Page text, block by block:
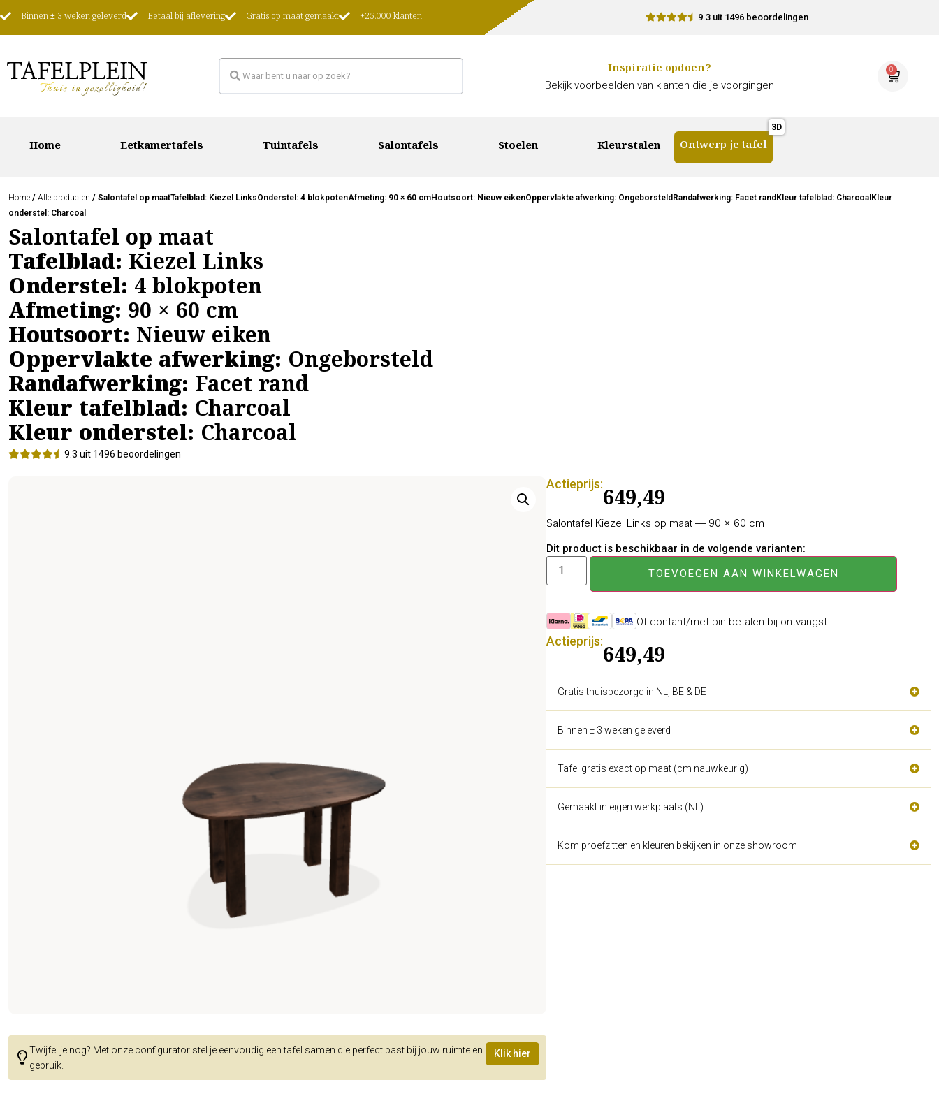
Binnen ± 3 weken geleverd Betaal bij aflevering Gratis op maat gemaakt +25.000 klanten 9.3 uit 1496 beoordelingen
Inspiratie opdoen?
Bekijk voorbeelden van klanten die je voorgingen
0
Home Eetkamertafels Tuintafels Salontafels Stoelen Kleurstalen Ontwerp je tafel
Home / Alle producten / Salontafel op maatTafelblad: Kiezel LinksOnderstel: 4 blokpotenAfmeting: 90 × 60 cmHoutsoort: Nieuw eikenOppervlakte afwerking: OngeborsteldRandafwerking: Facet randKleur tafelblad: CharcoalKleur
onderstel: Charcoal
Salontafel op maat
Tafelblad: Kiezel Links
Onderstel: 4 blokpoten
Afmeting: 90 × 60 cm
Houtsoort: Nieuw eiken
Oppervlakte afwerking: Ongeborsteld
Randafwerking: Facet rand
Kleur tafelblad: Charcoal
Kleur onderstel: Charcoal
9.3 uit 1496 beoordelingen
Twijfel je nog? Met onze configurator stel je eenvoudig een tafel samen die perfect past bij jouw ruimte en
gebruik.
Klik hier
Actieprijs:
649,49
Salontafel Kiezel Links op maat — 90 × 60 cm
Dit product is beschikbaar in de volgende varianten:
TOEVOEGEN AAN WINKELWAGEN
Of contant/met pin betalen bij ontvangst
Actieprijs:
649,49
Gratis thuisbezorgd in NL, BE & DE
Binnen ± 3 weken geleverd
Tafel gratis exact op maat (cm nauwkeurig)
Gemaakt in eigen werkplaats (NL)
Kom proefzitten en kleuren bekijken in onze showroom